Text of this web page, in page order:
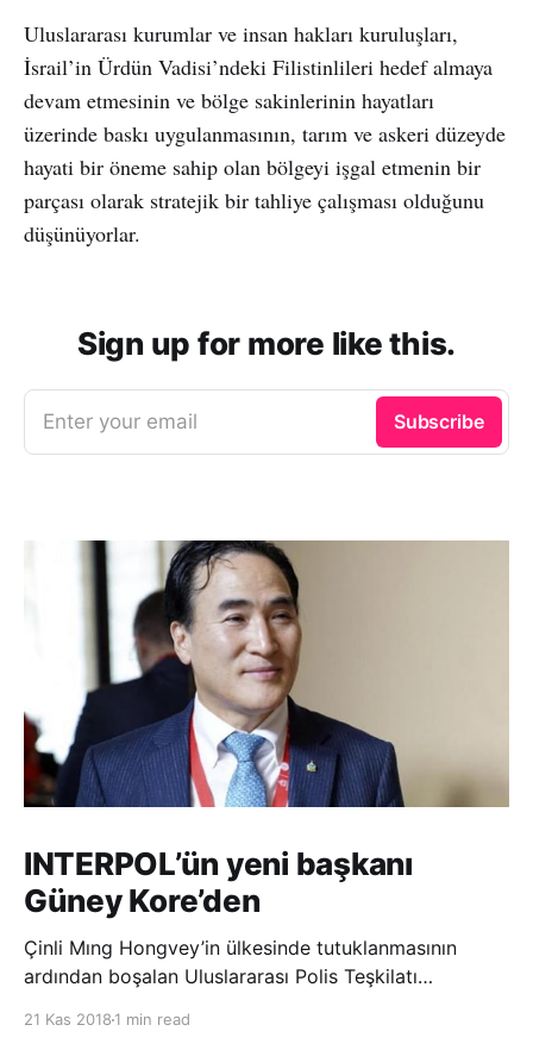
Uluslararası kurumlar ve insan hakları kuruluşları,
İsrail’in Ürdün Vadisi’ndeki Filistinlileri hedef almaya
devam etmesinin ve bölge sakinlerinin hayatları
üzerinde baskı uygulanmasının, tarım ve askeri düzeyde
hayati bir öneme sahip olan bölgeyi işgal etmenin bir
parçası olarak stratejik bir tahliye çalışması olduğunu
düşünüyorlar.
Sign up for more like this.
Enter your email Subscribe
INTERPOL’ün yeni başkanı
Güney Kore’den
Çinli Mıng Hongvey’in ülkesinde tutuklanmasının
ardından boşalan Uluslararası Polis Teşkilatı
21 Kas 2018 1 min read